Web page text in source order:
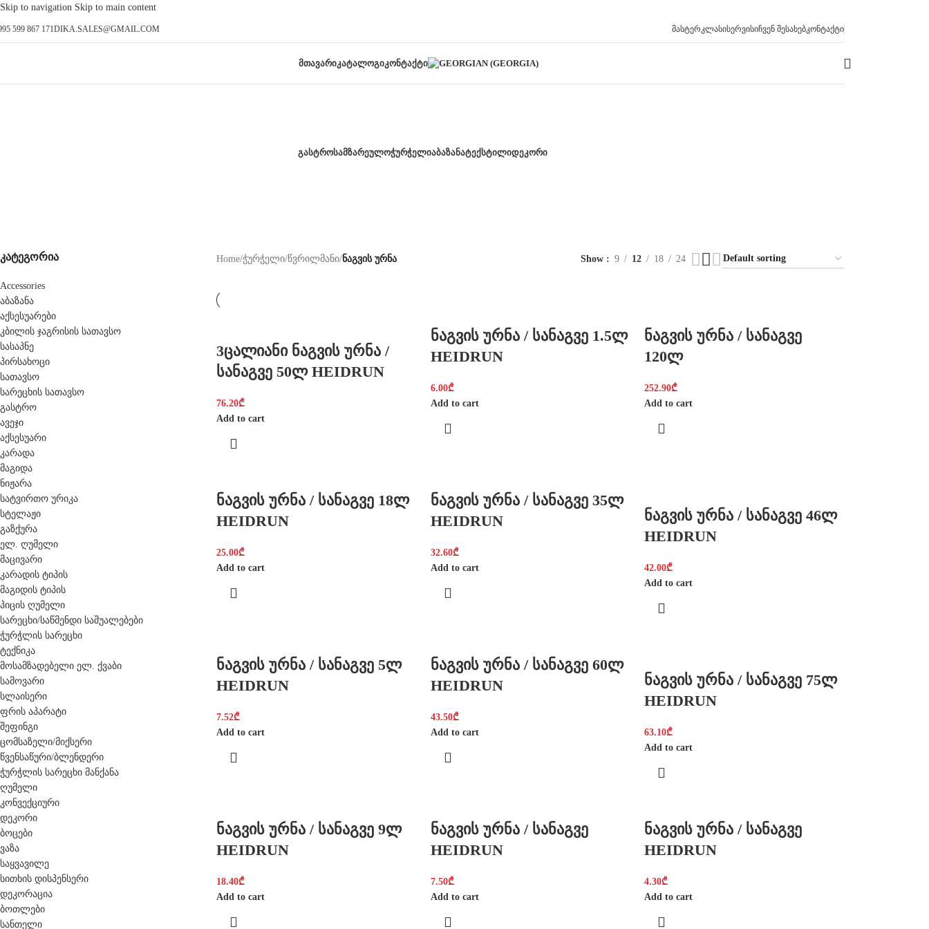
Skip to navigation Skip to main content
599 867 171DIKA.SALES@GMAIL.COM ᲛᲐᲡᲢᲔᲠᲙᲚᲐᲡᲘᲡᲔᲠᲕᲘᲡᲘᲩᲕᲔᲜ ᲨᲔᲡᲐᲮᲔᲑᲙᲝᲜᲢᲐᲥᲢᲘ
ᲛᲗᲐᲕᲐᲠᲘᲙᲐᲢᲐᲚᲝᲒᲘᲙᲝᲜᲢᲐᲥᲢᲘ
ᲒᲐᲡᲢᲠᲝᲡᲐᲛᲖᲐᲠᲔᲣᲚᲝᲭᲣᲠᲭᲔᲚᲘᲐᲑᲐᲖᲐᲜᲐᲢᲔᲥᲡᲢᲘᲚᲘᲓᲔᲙᲝᲠᲘ
კატეგორია
Accessories
აბაზანა
აქსესუარები
კბილის ჯაგრისის სათავსო
სასაპნე
პირსახოცი
სათავსო
სარეცხის სათავსო
გასტრო
ავეჯი
აქსესუარი
კარადა
მაგიდა
ნიჟარა
სატვირთო ურიკა
სტელაჟი
გაზქურა
ელ. ღუმელი
მაცივარი
კარადის ტიპის
მაგიდის ტიპის
პიცის ღუმელი
სარეცხი/საწმენდი საშუალებები
ჭურჭლის სარეცხი
ტექნიკა
მოსამზადებელი ელ. ქვაბი
სამოვარი
სლაისერი
ფრის აპარატი
შეფინგი
ცომსაზელი/მიქსერი
წვენსაწური/ბლენდერი
ჭურჭლის სარეცხი მანქანა
ღუმელი
კონვექციური
დეკორი
ბოცები
ვაზა
საყვავილე
სითხის დისპენსერი
დეკორაცია
ბოთლები
სანთელი
Home/ჭურჭელი/წვრილმანი/ნაგვის ურნა Show 9 12 18 24
3ცალიანი ნაგვის ურნა /
სანაგვე 50ლ HEIDRUN
76.20₾
Add to cart
ნაგვის ურნა / სანაგვე 1.5ლ
HEIDRUN
6.00₾
Add to cart
ნაგვის ურნა / სანაგვე
120ლ
252.90₾
Add to cart
ნაგვის ურნა / სანაგვე 18ლ
HEIDRUN
25.00₾
Add to cart
ნაგვის ურნა / სანაგვე 35ლ
HEIDRUN
32.60₾
Add to cart
ნაგვის ურნა / სანაგვე 46ლ
HEIDRUN
42.00₾
Add to cart
ნაგვის ურნა / სანაგვე 5ლ
HEIDRUN
7.52₾
Add to cart
ნაგვის ურნა / სანაგვე 60ლ
HEIDRUN
43.50₾
Add to cart
ნაგვის ურნა / სანაგვე 75ლ
HEIDRUN
63.10₾
Add to cart
ნაგვის ურნა / სანაგვე 9ლ
HEIDRUN
18.40₾
Add to cart
ნაგვის ურნა / სანაგვე
HEIDRUN
7.50₾
Add to cart
ნაგვის ურნა / სანაგვე
HEIDRUN
4.30₾
Add to cart